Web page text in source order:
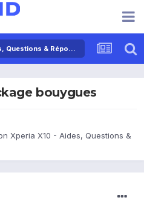
Sony Ericsson Xperia X10 - Aides, Questions & Réponses
bouygues
Xperia X10 - Aides, Questions &